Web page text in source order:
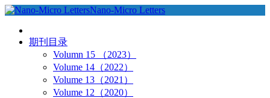
Nano-Micro Letters
期刊目录
Volumn 15 （2023）
Volume 14（2022）
Volume 13（2021）
Volume 12（2020）